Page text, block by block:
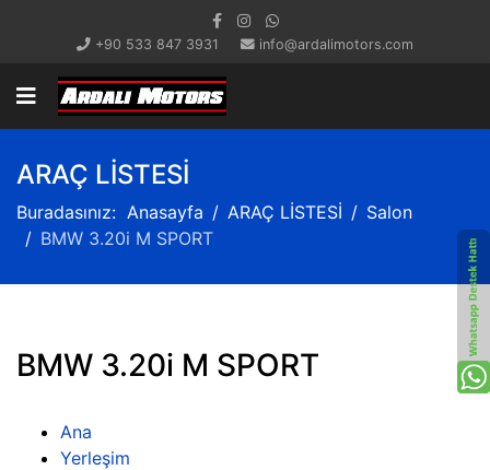
+90 533 847 3931 info@ardalimotors.com
ARAÇ LİSTESİ
Buradasınız: Anasayfa ARAÇ LİSTESİ
Salon
BMW 3.20i M SPORT
BMW 3.20i M SPORT
Ana
Yerleşim